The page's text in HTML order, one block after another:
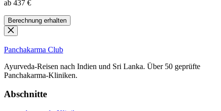
ab 437 €
Berechnung erhalten
Panchakarma Club
Ayurveda-Reisen nach Indien und Sri Lanka. Über 50 geprüfte
Panchakarma-Kliniken.
Abschnitte